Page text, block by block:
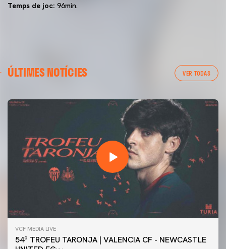
Temps de joc: 96min.
ÚLTIMES NOTÍCIES VER TODAS
VCF MEDIA LIVE
54º TROFEU TARONJA | VALENCIA CF - NEWCASTLE